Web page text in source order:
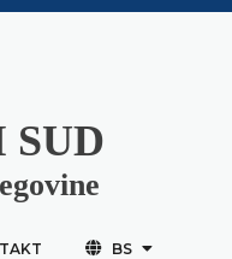
SUD
BS